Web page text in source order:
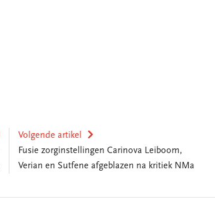
Volgende artikel
Fusie zorginstellingen Carinova Leiboom,
Verian en Sutfene afgeblazen na kritiek NMa